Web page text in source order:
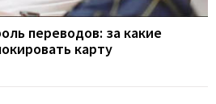
переводов: за какие
карту